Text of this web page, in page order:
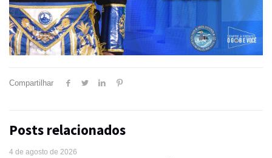
Compartilhar
Posts relacionados
4 de agosto de 2026